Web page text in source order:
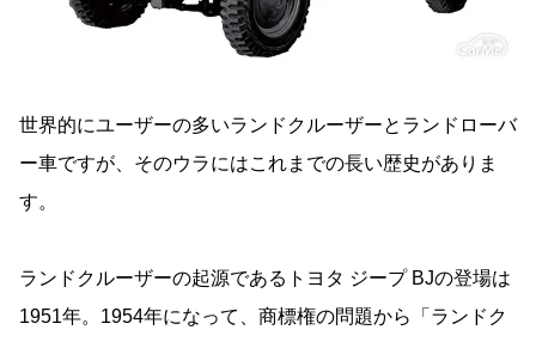
世界的にユーザーの多いランドクルーザーとランドローバ
ー車ですが、そのウラにはこれまでの長い歴史がありま
す。
ランドクルーザーの起源であるトヨタ ジープ BJの登場は
1951年。1954年になって、商標権の問題から「ランドク